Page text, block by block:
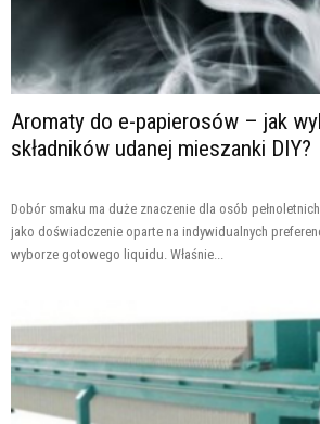
Aromaty do e-papierosów – jak
składników udanej mieszanki DIY?
Dobór smaku ma duże znaczenie dla osób
jako doświadczenie oparte na indywidualnych
wyborze gotowego liquidu. Właśnie...